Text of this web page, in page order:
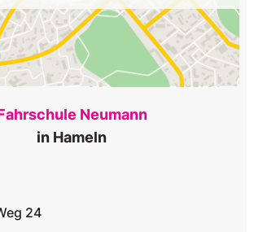
Neumann
in Hameln
24